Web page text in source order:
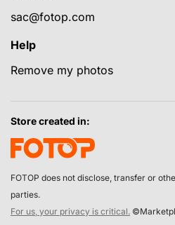
sac@fotop.com
Help
Remove my photos
Store created in:
FOTOP does not disclose, transfer or
parties.
For us, your privacy is critical.